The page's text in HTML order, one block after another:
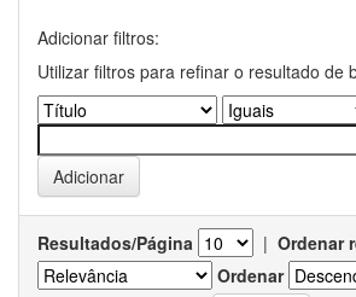
Adicionar filtros:
Utilizar filtros para refinar o resultado de
Resultados/Página | Ordenar
Ordenar